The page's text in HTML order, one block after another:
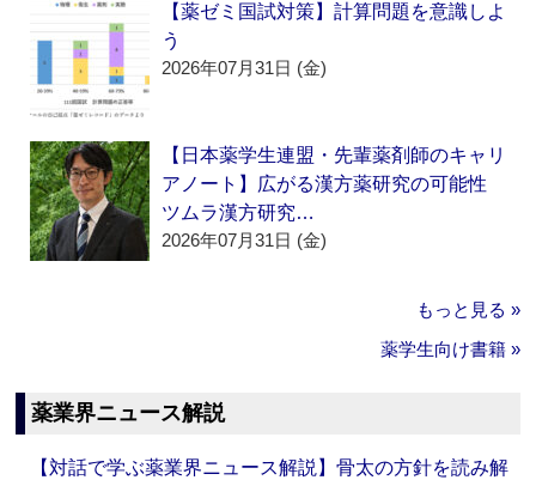
【薬ゼミ国試対策】計算問題を意識しよ
う
2026年07月31日 (金)
【日本薬学生連盟・先輩薬剤師のキャリ
アノート】広がる漢方薬研究の可能性
ツムラ漢方研究…
2026年07月31日 (金)
もっと見る »
薬学生向け書籍 »
薬業界ニュース解説
【対話で学ぶ薬業界ニュース解説】骨太の方針を読み解